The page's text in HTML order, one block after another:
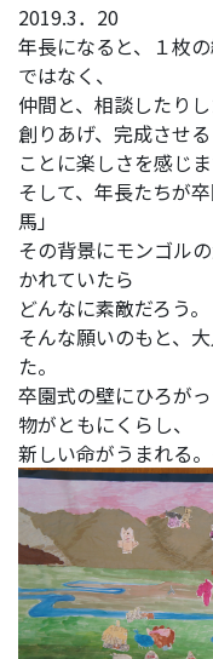
2019.3．20
年長になると、１枚
ではなく、
仲間と、相談したり
創りあげ、完成させる
ことに楽しさを感じま
そして、年長たちが
馬」
その背景にモンゴル
かれていたら
どんなに素敵だろう。
そんな願いのもと、
た。
卒園式の壁にひろが
物がともにくらし、
新しい命がうまれる